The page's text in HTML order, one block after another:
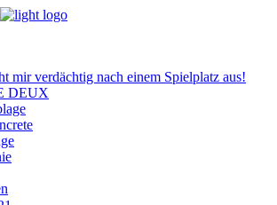
mir verdächtig nach einem Spielplatz aus!
DEUX